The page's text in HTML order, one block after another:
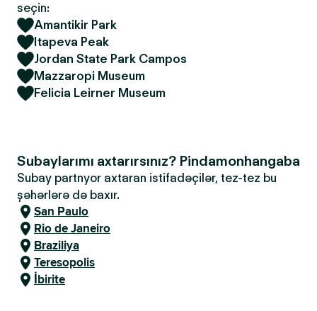
seçin:
Amantikir Park
Itapeva Peak
Jordan State Park Campos
Mazzaropi Museum
Felicia Leirner Museum
Subaylarımı axtarırsınız? Pindamonhangaba
Subay partnyor axtaran istifadəçilər, tez-tez bu
şəhərlərə də baxır.
San Paulo
Rio de Janeiro
Braziliya
Teresopolis
İbirite